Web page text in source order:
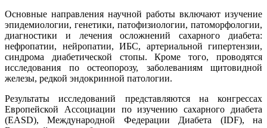
Основные направления научной работы включают изучение
эпидемиологии, генетики, патофизиологии, патоморфологии,
диагностики и лечения осложнений сахарного диабета:
нефропатии, нейропатии, ИБС, артериальной гипертензии,
синдрома диабетической стопы. Кроме того, проводятся
исследования по остеопорозу, заболеваниям щитовидной
железы, редкой эндокринной патологии.
Результаты исследований представляются на конгрессах
Европейской Ассоциации по изучению сахарного диабета
(EASD), Международной Федерации Диабета (IDF), на